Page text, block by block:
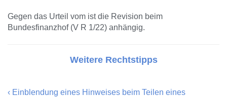
Gegen das Urteil vom ist die Revision beim
Bundesfinanzhof (V R 1/22) anhängig.
Weitere Rechtstipps
‹ Einblendung eines Hinweises beim Teilen eines